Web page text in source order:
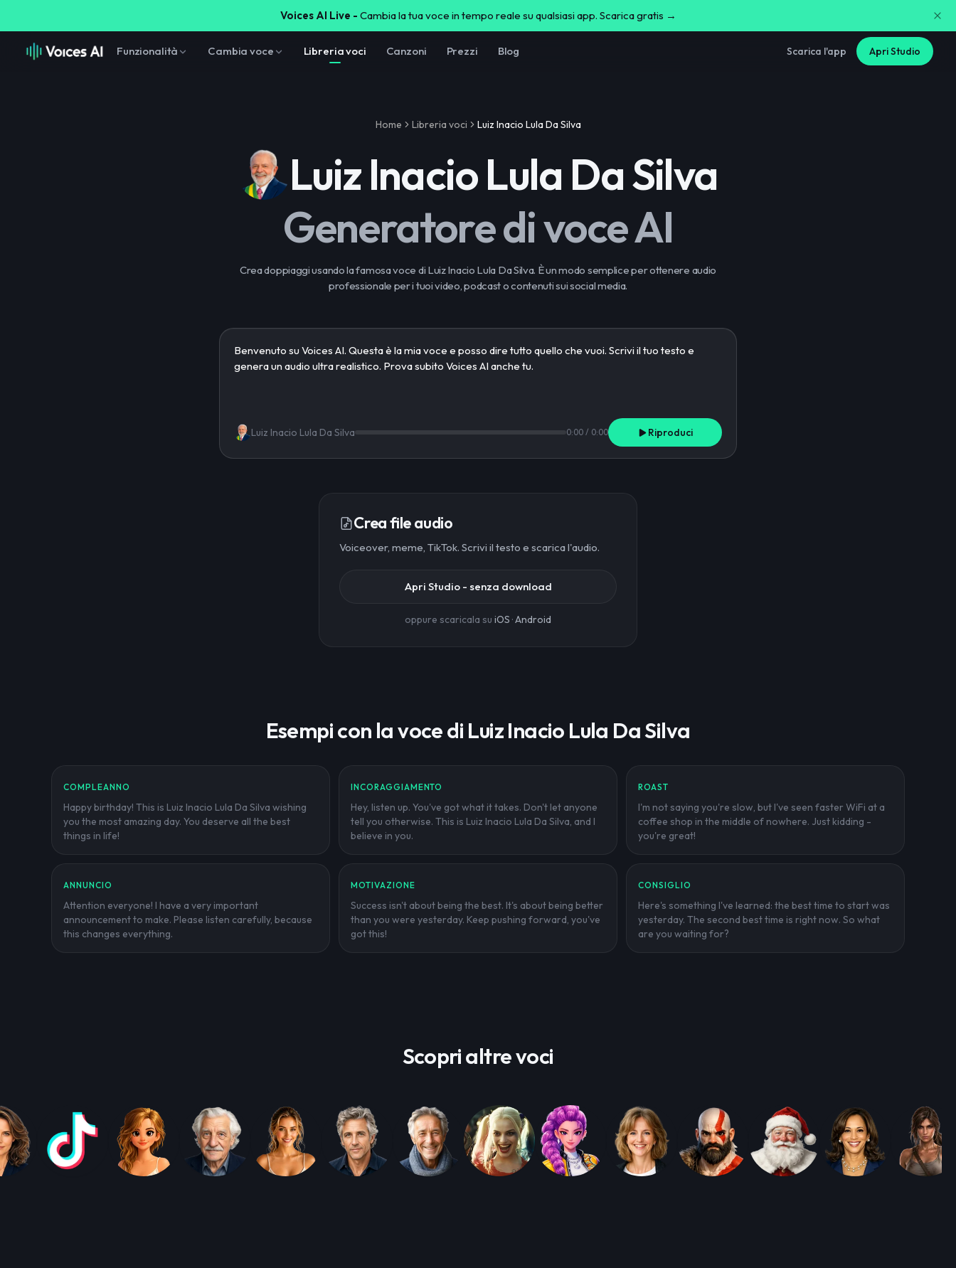
Voices AI Live - Cambia la tua voce in tempo reale su qualsiasi app. Scarica gratis →
Funzionalità Cambia voce Libreria voci Canzoni Prezzi Blog Scarica l'app Apri Studio
Home Libreria voci Luiz Inacio Lula Da Silva
Luiz Inacio Lula Da Silva
Generatore di voce AI
Crea doppiaggi usando la famosa voce di Luiz Inacio Lula Da Silva. È un modo semplice per ottenere audio
professionale per i tuoi video, podcast o contenuti sui social media.
Luiz Inacio Lula Da Silva 0:00 / 0:00 Riproduci
Crea file audio
Voiceover, meme, TikTok. Scrivi il testo e scarica l'audio.
Apri Studio - senza download
oppure scaricala su iOS ·Android
Esempi con la voce di Luiz Inacio Lula Da Silva
COMPLEANNO
Happy birthday! This is Luiz Inacio Lula Da Silva wishing
you the most amazing day. You deserve all the best
things in life!
INCORAGGIAMENTO
Hey, listen up. You've got what it takes. Don't let anyone
tell you otherwise. This is Luiz Inacio Lula Da Silva, and I
believe in you.
ROAST
I'm not saying you're slow, but I've seen faster WiFi at a
coffee shop in the middle of nowhere. Just kidding -
you're great!
ANNUNCIO
Attention everyone! I have a very important
announcement to make. Please listen carefully, because
this changes everything.
MOTIVAZIONE
Success isn't about being the best. It's about being better
than you were yesterday. Keep pushing forward, you've
got this!
CONSIGLIO
Here's something I've learned: the best time to start was
yesterday. The second best time is right now. So what
are you waiting for?
Scopri altre voci